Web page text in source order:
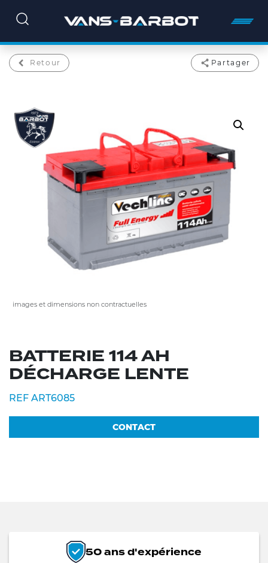
images et dimensions non contractuelles
BATTERIE 114 AH
DÉCHARGE LENTE
REF ART6085
CONTACT
Retour Partager
50 ans d'expérience